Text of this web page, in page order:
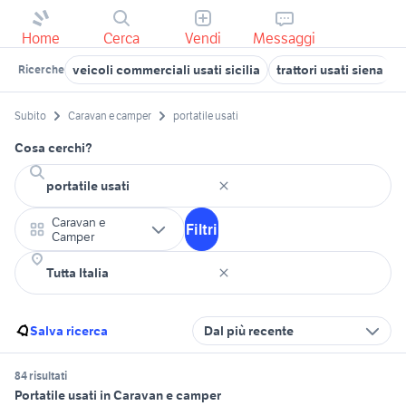
Home Cerca Vendi Messaggi
Ricerche veicoli commerciali usati sicilia trattori usati siena
Subito Caravan e camper portatile usati
Cosa cerchi?
Caravan e
Camper
Filtri
Salva ricerca Dal più recente
84 risultati
Portatile usati in Caravan e camper